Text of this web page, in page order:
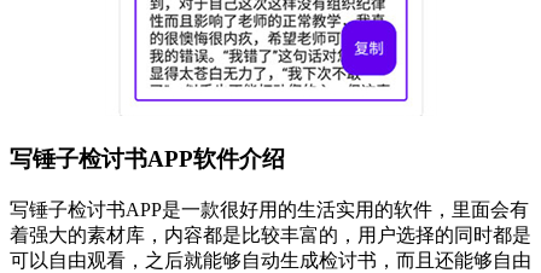
写锤子检讨书APP软件介绍
写锤子检讨书APP是一款很好用的生活实用的软件，里面会有
着强大的素材库，内容都是比较丰富的，用户选择的同时都是
可以自由观看，之后就能够自动生成检讨书，而且还能够自由